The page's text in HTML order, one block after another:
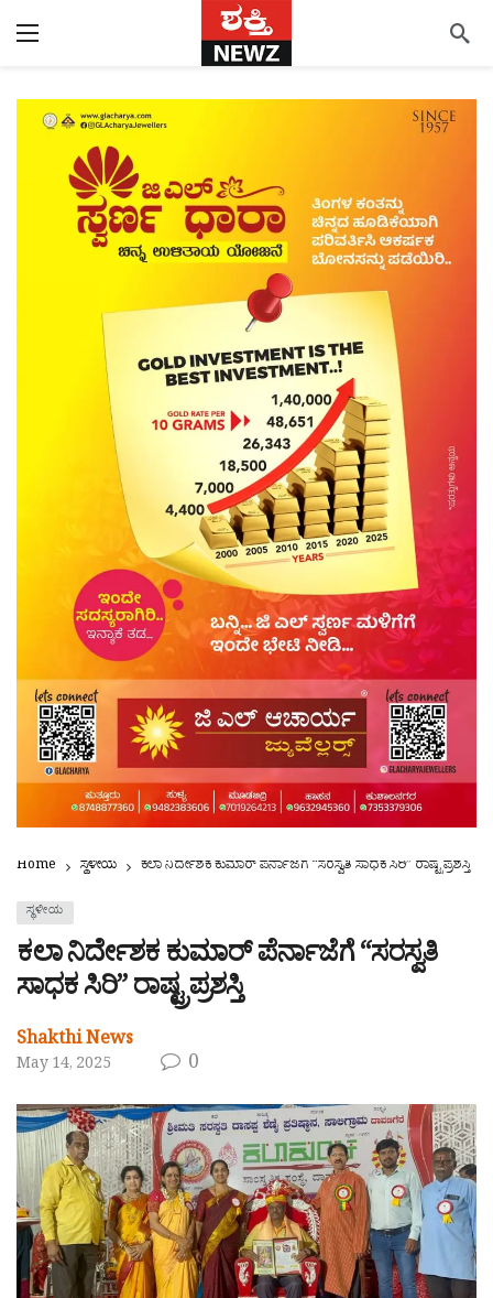
Home ಸ್ಥಳೀಯ ಕಲಾ ನಿರ್ದೇಶಕ ಕುಮಾರ್ ಪೆರ್ನಾಜೆಗೆ “ಸರಸ್ವತಿ ಸಾಧಕ ಸಿರಿ” ರಾಷ್ಟ್ರಪ್ರಶಸ್ತಿ
ಸ್ಥಳೀಯ
ಕಲಾ ನಿರ್ದೇಶಕ ಕುಮಾರ್ ಪೆರ್ನಾಜೆಗೆ “ಸರಸ್ವತಿ
ಸಾಧಕ ಸಿರಿ” ರಾಷ್ಟ್ರಪ್ರಶಸ್ತಿ
Shakthi News
May 14, 2025 0